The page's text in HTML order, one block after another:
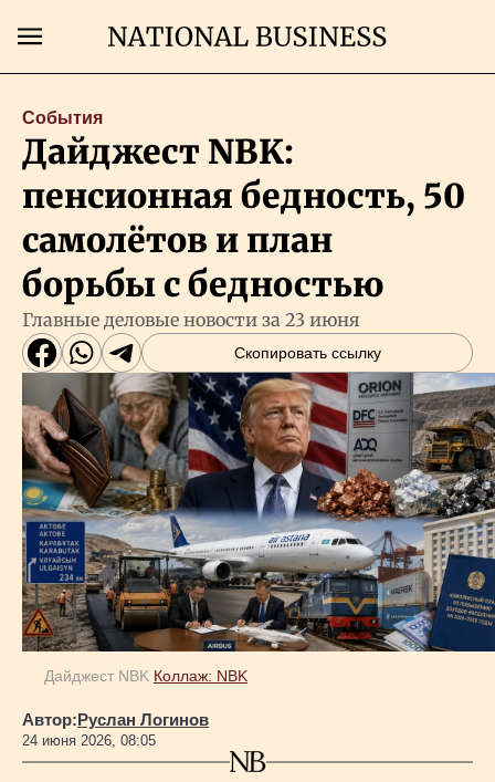
Главная
Бизнес
Рынки
Технологии
Власть
Геополитика
Исследования
Life & Arts
События
Дайджест NBK:
пенсионная бедность, 50
самолётов и план
борьбы с бедностью
Главные деловые новости за 23 июня
Скопировать ссылку
Дайджест NBK Коллаж: NBK
Автор:Руслан Логинов
24 июня 2026, 08:05